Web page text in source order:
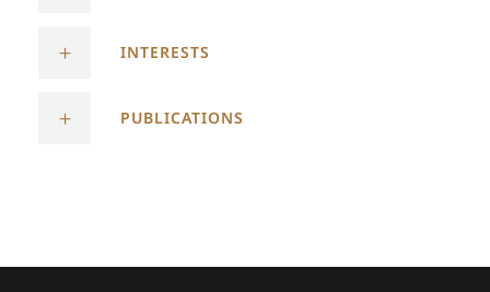
INTERESTS
PUBLICATIONS